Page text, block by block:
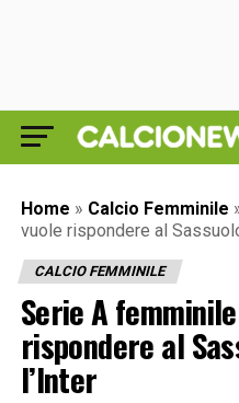
Home » Calcio Femminile
vuole rispondere al
CALCIO FEMMINILE
Serie A
rispondere al
l’Inter